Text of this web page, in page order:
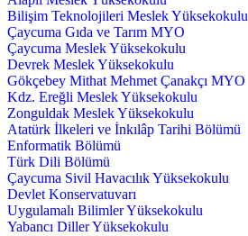
Bilişim Teknolojileri Meslek Yüksekokulu
Çaycuma Gıda ve Tarım MYO
Çaycuma Meslek Yüksekokulu
Devrek Meslek Yüksekokulu
Gökçebey Mithat Mehmet Çanakçı MYO
Kdz. Ereğli Meslek Yüksekokulu
Zonguldak Meslek Yüksekokulu
Atatürk İlkeleri ve İnkılâp Tarihi Bölümü
Enformatik Bölümü
Türk Dili Bölümü
Çaycuma Sivil Havacılık Yüksekokulu
Devlet Konservatuvarı
Uygulamalı Bilimler Yüksekokulu
Yabancı Diller Yüksekokulu